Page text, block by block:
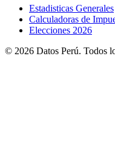
Estadisticas Generales
Calculadoras de
Elecciones 2026
© 2026 Datos Perú. Todos